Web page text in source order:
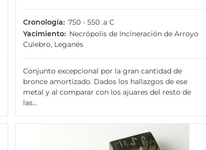
Cronología 750 - 550 .a C
Yacimiento Necrópolis de Incineración de Arroyo
Culebro, Leganés
Conjunto excepcional por la gran cantidad de
bronce amortizado. Dados los hallazgos de ese
metal y al comparar con los ajuares del resto de
las...